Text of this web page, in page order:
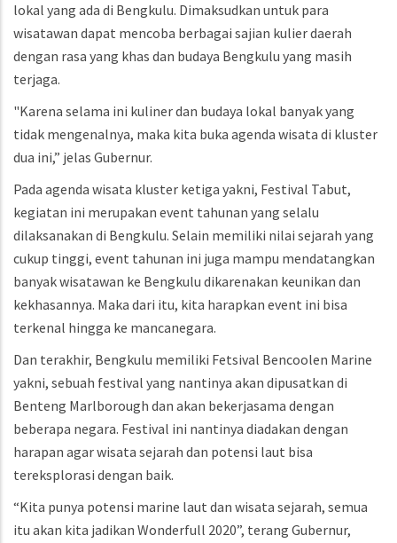
lokal yang ada di Bengkulu. Dimaksudkan untuk para
wisatawan dapat mencoba berbagai sajian kulier daerah
dengan rasa yang khas dan budaya Bengkulu yang masih
terjaga.
"Karena selama ini kuliner dan budaya lokal banyak yang
tidak mengenalnya, maka kita buka agenda wisata di kluster
dua ini,” jelas Gubernur.
Pada agenda wisata kluster ketiga yakni, Festival Tabut,
kegiatan ini merupakan event tahunan yang selalu
dilaksanakan di Bengkulu. Selain memiliki nilai sejarah yang
cukup tinggi, event tahunan ini juga mampu mendatangkan
banyak wisatawan ke Bengkulu dikarenakan keunikan dan
kekhasannya. Maka dari itu, kita harapkan event ini bisa
terkenal hingga ke mancanegara.
Dan terakhir, Bengkulu memiliki Fetsival Bencoolen Marine
yakni, sebuah festival yang nantinya akan dipusatkan di
Benteng Marlborough dan akan bekerjasama dengan
beberapa negara. Festival ini nantinya diadakan dengan
harapan agar wisata sejarah dan potensi laut bisa
tereksplorasi dengan baik.
“Kita punya potensi marine laut dan wisata sejarah, semua
itu akan kita jadikan Wonderfull 2020”, terang Gubernur,